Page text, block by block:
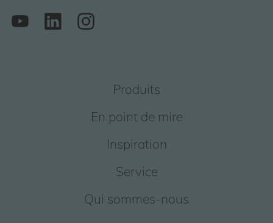
Produits
En point de mire
Inspiration
Service
Qui sommes-nous